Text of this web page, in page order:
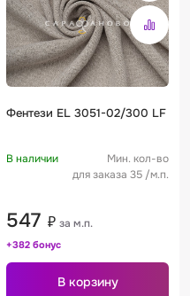
Фентези EL 3051-02/300 LF
В наличии
Мин. кол-во
для заказа 35 /м.п.
547 ₽ за м.п.
+382 бонус
В корзину